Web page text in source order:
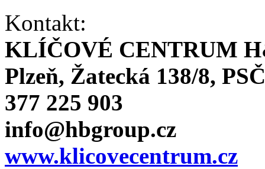
Kontakt:
KLÍČOVÉ CENTRUM
Plzeň, Žatecká 138/8,
377 225 903
info@hbgroup.cz
www.klicovecentrum.cz